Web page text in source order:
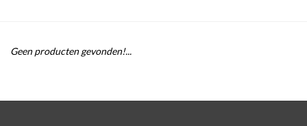
Homewear
Geen producten gevonden!...